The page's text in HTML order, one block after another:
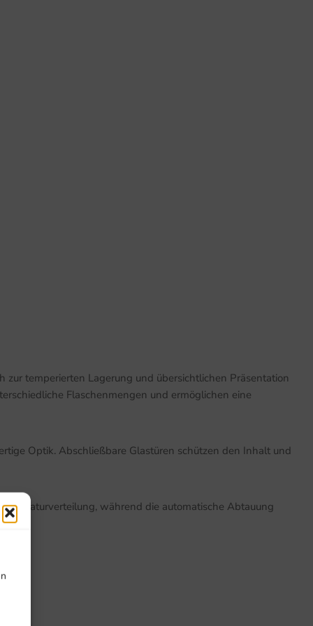
temperierten Lagerung und übersichtlichen Präsentation
Flaschenmengen und ermöglichen eine
Optik. Abschließbare Glastüren schützen den Inhalt und
während die automatische Abtauung